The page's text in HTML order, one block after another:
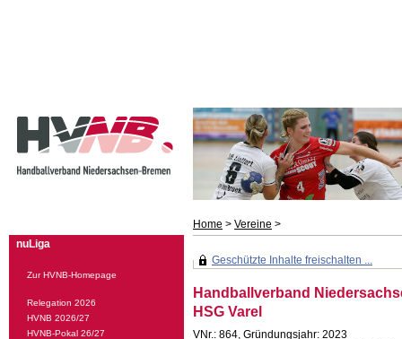
Home > Vereine >
nuLiga
Zur HVNB-Homepage
Relegation 2026
HVNB 2026/27
HVNB-Pokal 26/27
Geschützte Inhalte freischalten ...
Handballverband
HSG Varel
VNr.: 864, Gründungsjahr: 2023